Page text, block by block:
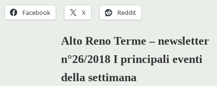
Facebook X Reddit
Alto Reno Terme – newsletter
n°26/2018 I principali eventi
della settimana